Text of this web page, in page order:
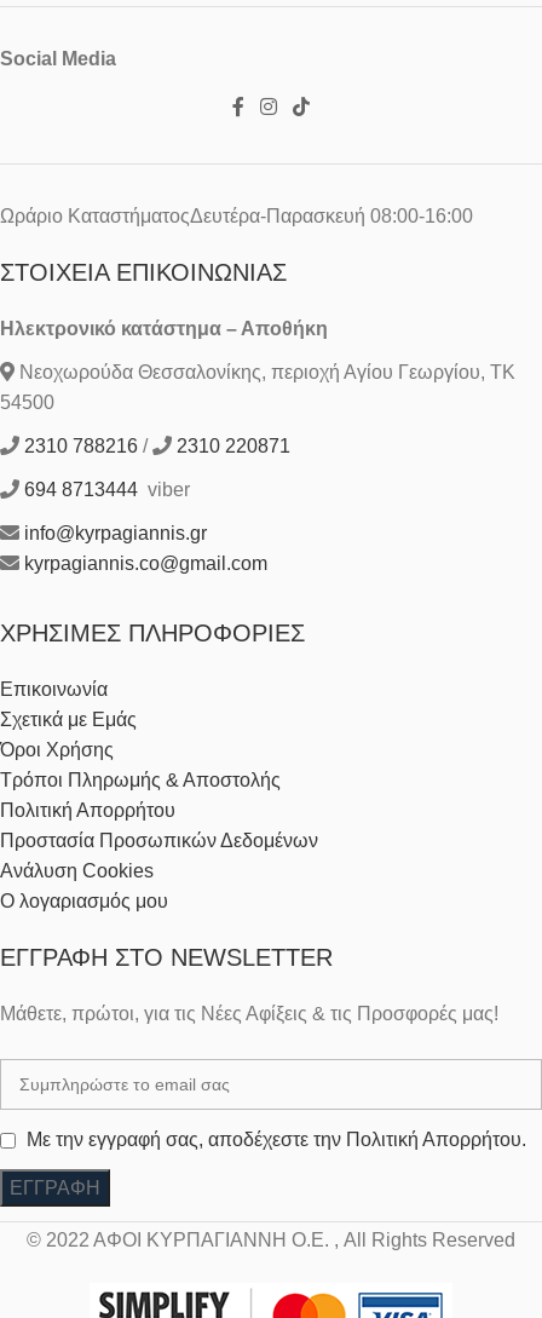
Social Media
Ωράριο ΚαταστήματοςΔευτέρα-Παρασκευή 08:00-16:00
ΣΤΟΙΧΕΊΑ ΕΠΙΚΟΙΝΩΝΊΑΣ
Ηλεκτρονικό κατάστημα – Αποθήκη
Νεοχωρούδα Θεσσαλονίκης, περιοχή Αγίου Γεωργίου, ΤΚ
54500
2310 788216 / 2310 220871
694 8713444 viber
info@kyrpagiannis.gr
kyrpagiannis.co@gmail.com
ΧΡΉΣΙΜΕΣ ΠΛΗΡΟΦΟΡΊΕΣ
Επικοινωνία
Σχετικά με Εμάς
Όροι Χρήσης
Τρόποι Πληρωμής & Αποστολής
Πολιτική Απορρήτου
Προστασία Προσωπικών Δεδομένων
Ανάλυση Cookies
Ο λογαριασμός μου
ΕΓΓΡΑΦΉ ΣΤΟ NEWSLETTER
Μάθετε, πρώτοι, για τις Νέες Αφίξεις & τις Προσφορές μας!
Με την εγγραφή σας, αποδέχεστε την Πολιτική Απορρήτου.
© 2022 ΑΦΟΙ ΚΥΡΠΑΓΙΑΝΝΗ Ο.Ε. , All Rights Reserved